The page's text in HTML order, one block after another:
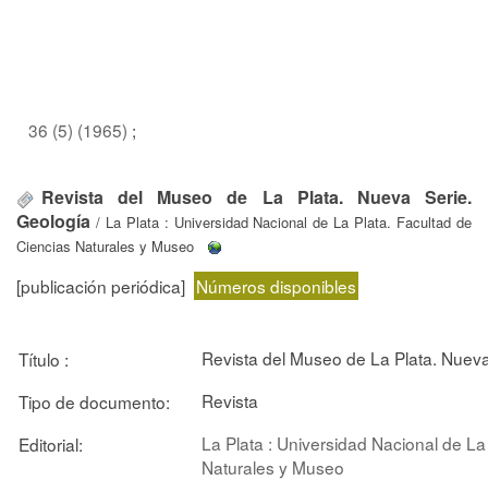
36 (5) (1965) ;
Revista del Museo de La Plata. Nueva Serie.
Geología / La Plata : Universidad Nacional de La Plata. Facultad de
Ciencias Naturales y Museo
[publicación periódica] Números disponibles
Título :
Revista del Museo de La Plata.
Tipo de documento:
Revista
Editorial:
La Plata : Universidad Nacional de
Naturales y Museo